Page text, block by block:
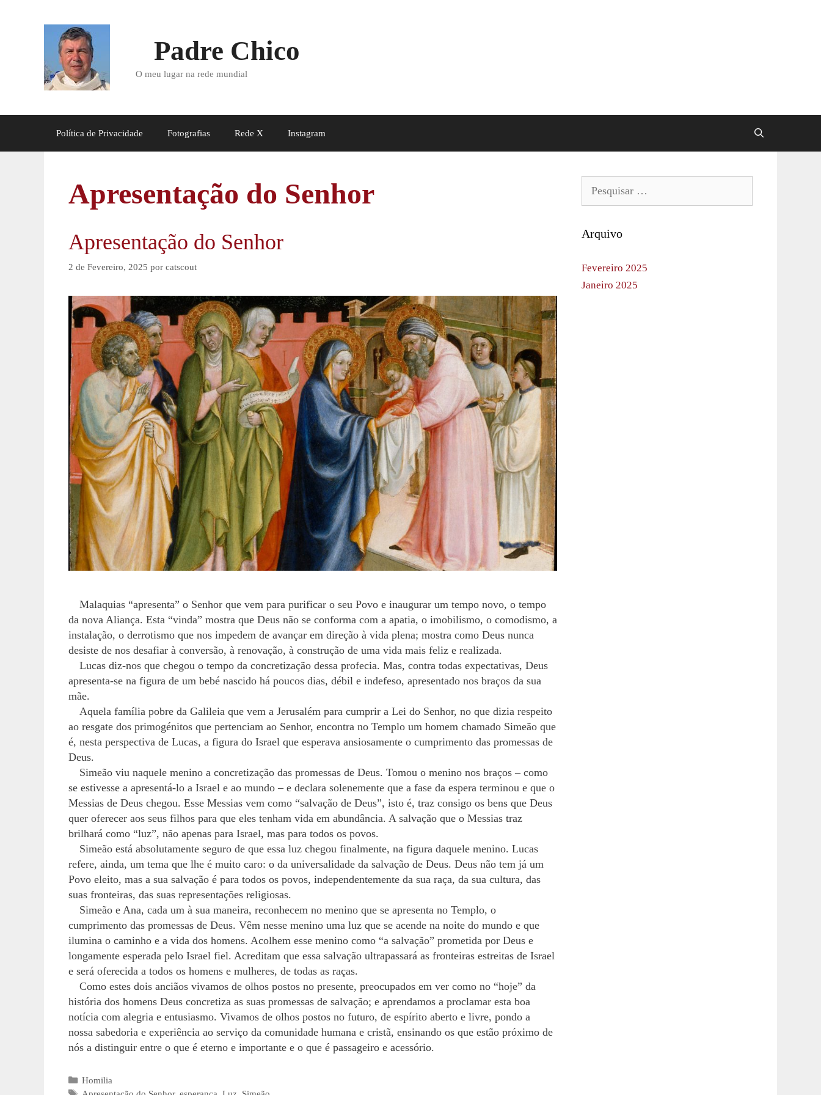
Padre Chico
O meu lugar na rede mundial
Política de Privacidade Fotografias Rede X Instagram
Apresentação do Senhor
Apresentação do Senhor
2 de Fevereiro, 2025 por catscout
Malaquias “apresenta” o Senhor que vem para purificar o seu Povo e inaugurar um tempo novo, o tempo
da nova Aliança. Esta “vinda” mostra que Deus não se conforma com a apatia, o imobilismo, o comodismo, a
instalação, o derrotismo que nos impedem de avançar em direção à vida plena; mostra como Deus nunca
desiste de nos desafiar à conversão, à renovação, à construção de uma vida mais feliz e realizada.
Lucas diz-nos que chegou o tempo da concretização dessa profecia. Mas, contra todas expectativas, Deus
apresenta-se na figura de um bebé nascido há poucos dias, débil e indefeso, apresentado nos braços da sua
mãe.
Aquela família pobre da Galileia que vem a Jerusalém para cumprir a Lei do Senhor, no que dizia respeito
ao resgate dos primogénitos que pertenciam ao Senhor, encontra no Templo um homem chamado Simeão que
é, nesta perspectiva de Lucas, a figura do Israel que esperava ansiosamente o cumprimento das promessas de
Deus.
Simeão viu naquele menino a concretização das promessas de Deus. Tomou o menino nos braços – como
se estivesse a apresentá-lo a Israel e ao mundo – e declara solenemente que a fase da espera terminou e que o
Messias de Deus chegou. Esse Messias vem como “salvação de Deus”, isto é, traz consigo os bens que Deus
quer oferecer aos seus filhos para que eles tenham vida em abundância. A salvação que o Messias traz
brilhará como “luz”, não apenas para Israel, mas para todos os povos.
Simeão está absolutamente seguro de que essa luz chegou finalmente, na figura daquele menino. Lucas
refere, ainda, um tema que lhe é muito caro: o da universalidade da salvação de Deus. Deus não tem já um
Povo eleito, mas a sua salvação é para todos os povos, independentemente da sua raça, da sua cultura, das
suas fronteiras, das suas representações religiosas.
Simeão e Ana, cada um à sua maneira, reconhecem no menino que se apresenta no Templo, o
cumprimento das promessas de Deus. Vêm nesse menino uma luz que se acende na noite do mundo e que
ilumina o caminho e a vida dos homens. Acolhem esse menino como “a salvação” prometida por Deus e
longamente esperada pelo Israel fiel. Acreditam que essa salvação ultrapassará as fronteiras estreitas de Israel
e será oferecida a todos os homens e mulheres, de todas as raças.
Como estes dois anciãos vivamos de olhos postos no presente, preocupados em ver como no “hoje” da
história dos homens Deus concretiza as suas promessas de salvação; e aprendamos a proclamar esta boa
notícia com alegria e entusiasmo. Vivamos de olhos postos no futuro, de espírito aberto e livre, pondo a
nossa sabedoria e experiência ao serviço da comunidade humana e cristã, ensinando os que estão próximo de
nós a distinguir entre o que é eterno e importante e o que é passageiro e acessório.
Categorias
Homilia
por:
Arquivo
Fevereiro 2025
Janeiro 2025